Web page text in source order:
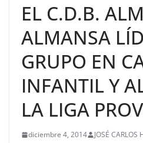
EL C.D.B.
ALMANSA
GRUPO EN
INFANTIL Y
LA LIGA
diciembre 4, 2014 JOSÉ